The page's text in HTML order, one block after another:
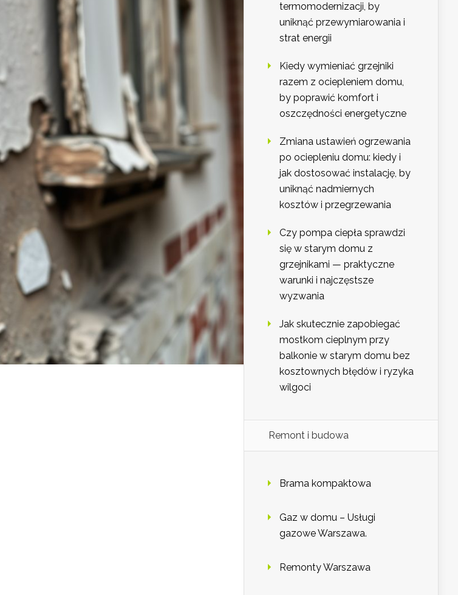
termomodernizacji, by
uniknąć przewymiarowania i
strat energii
Kiedy wymieniać grzejniki
razem z ociepleniem domu,
by poprawić komfort i
oszczędności energetyczne
Zmiana ustawień ogrzewania
po ociepleniu domu: kiedy i
jak dostosować instalację, by
uniknąć nadmiernych
kosztów i przegrzewania
Czy pompa ciepła sprawdzi
się w starym domu z
grzejnikami — praktyczne
warunki i najczęstsze
wyzwania
Jak skutecznie zapobiegać
mostkom cieplnym przy
balkonie w starym domu bez
kosztownych błędów i ryzyka
wilgoci
Remont i budowa
Brama kompaktowa
Gaz w domu – Usługi
gazowe Warszawa.
Remonty Warszawa